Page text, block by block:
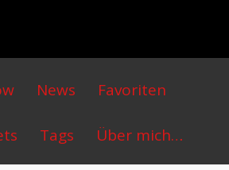
News Favoriten
Tags Über mich…